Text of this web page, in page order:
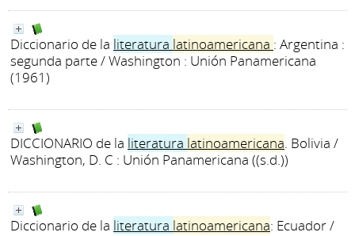
Diccionario de la literatura latinoamericana : Argentina :
segunda parte/ Washington : Unión Panamericana
(1961)
DICCIONARIO de la literatura latinoamericana. Bolivia /
Washington, D. C : Unión Panamericana ((s.d.))
Diccionario de la literatura latinoamericana: Ecuador/